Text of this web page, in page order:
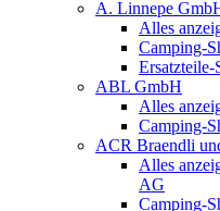
A. Linnepe
Alles
Camping-
Ersatzteile-
ABL GmbH
Alles
Camping-
ACR Braendli
Alles
AG
Camping-